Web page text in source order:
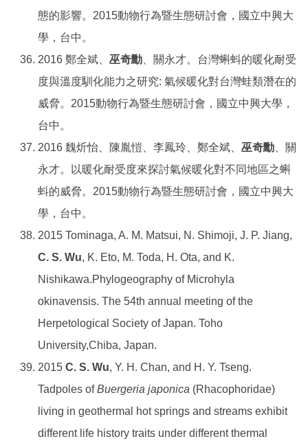
態的影響。2015動物行為暨生態研討會，國立中興大
學，台中。
2016 鄭全斌、 巫奇勳 、關永才。台灣蝌蚪的暖化耐受
度與溫度馴化能力之研究: 氣候暖化對台灣蛙類潛在的
威脅。2015動物行為暨生態研討會，國立中興大學，
台中。
2016 魏炘怡、陳胤愷、李鳳玲、鄭全斌、 巫奇勳 、關
永才。以暖化耐受度來探討氣候暖化對不同地區之蝌
蚪的威脅。2015動物行為暨生態研討會，國立中興大
學，台中。
2015 Tominaga, A. M. Matsui, N. Shimoji, J. P. Jiang,
C. S. Wu, K. Eto, M. Toda, H. Ota, and K.
Nishikawa.Phylogeography of Microhyla
okinavensis. The 54th annual meeting of the
Herpetological Society of Japan. Toho
University,Chiba, Japan.
2015 C. S. Wu, Y. H. Chan, and H. Y. Tseng.
Tadpoles ofBuergeria japonica (Rhacophoridae)
living in geothermal hot springs and streams exhibit
different life history traits under different thermal